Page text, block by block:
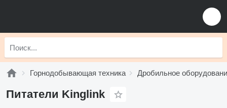
Горнодобывающая техника Дробильное
Питатели Kinglink